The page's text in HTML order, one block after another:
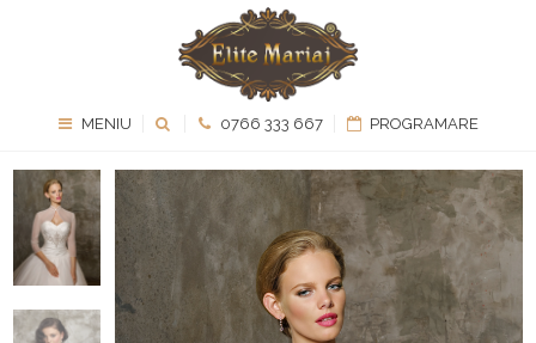
MENIU 0766 333 667 PROGRAMARE